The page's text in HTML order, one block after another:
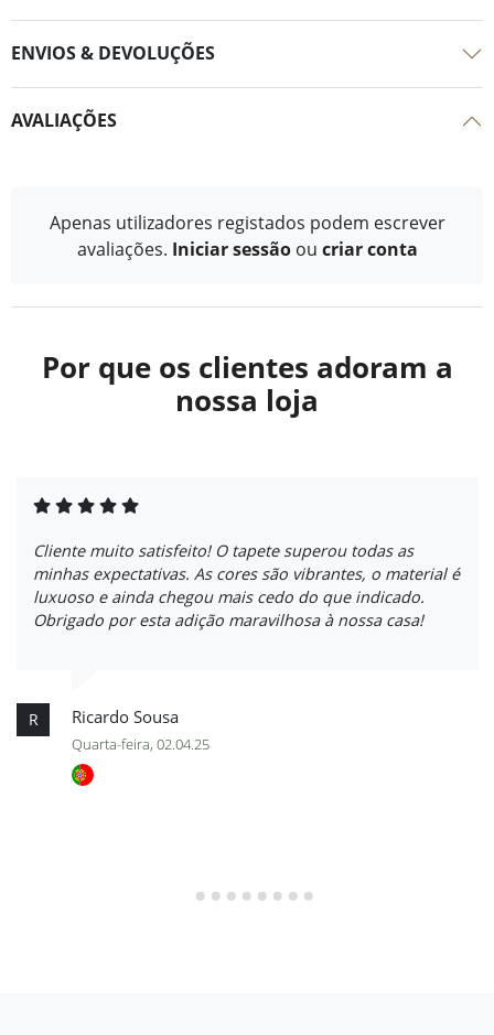
ENVIOS & DEVOLUÇÕES
AVALIAÇÕES
Apenas utilizadores registados podem escrever
avaliações. Iniciar sessão ou criar conta
Por que os clientes adoram a
nossa loja
Cliente muito satisfeito! O tapete superou todas as
minhas expectativas. As cores são vibrantes, o material é
luxuoso e ainda chegou mais cedo do que indicado.
Obrigado por esta adição maravilhosa à nossa casa!
R Ricardo Sousa
Quarta-feira, 02.04.25